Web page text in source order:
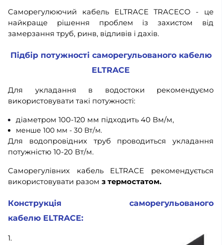
Саморегулюючий кабель ELTRACE TRACECO - це
найкраще рішення проблем із захистом від
замерзання труб, ринв, відливів і дахів.
Підбір потужності саморегульованого кабелю
ELTRACE
Для укладання в водостоки рекомендуємо
використовувати такі потужності:
діаметром 100-120 мм підходить 40 Вм/м,
менше 100 мм - 30 Вт/м.
Для водопровідних труб проводиться укладання
потужністю 10-20 Вт/м.
Саморегулівних кабель ELTRACE рекомендується
використовувати разом з термостатом.
Конструкція саморегульованого
кабелю ELTRACE:
1.